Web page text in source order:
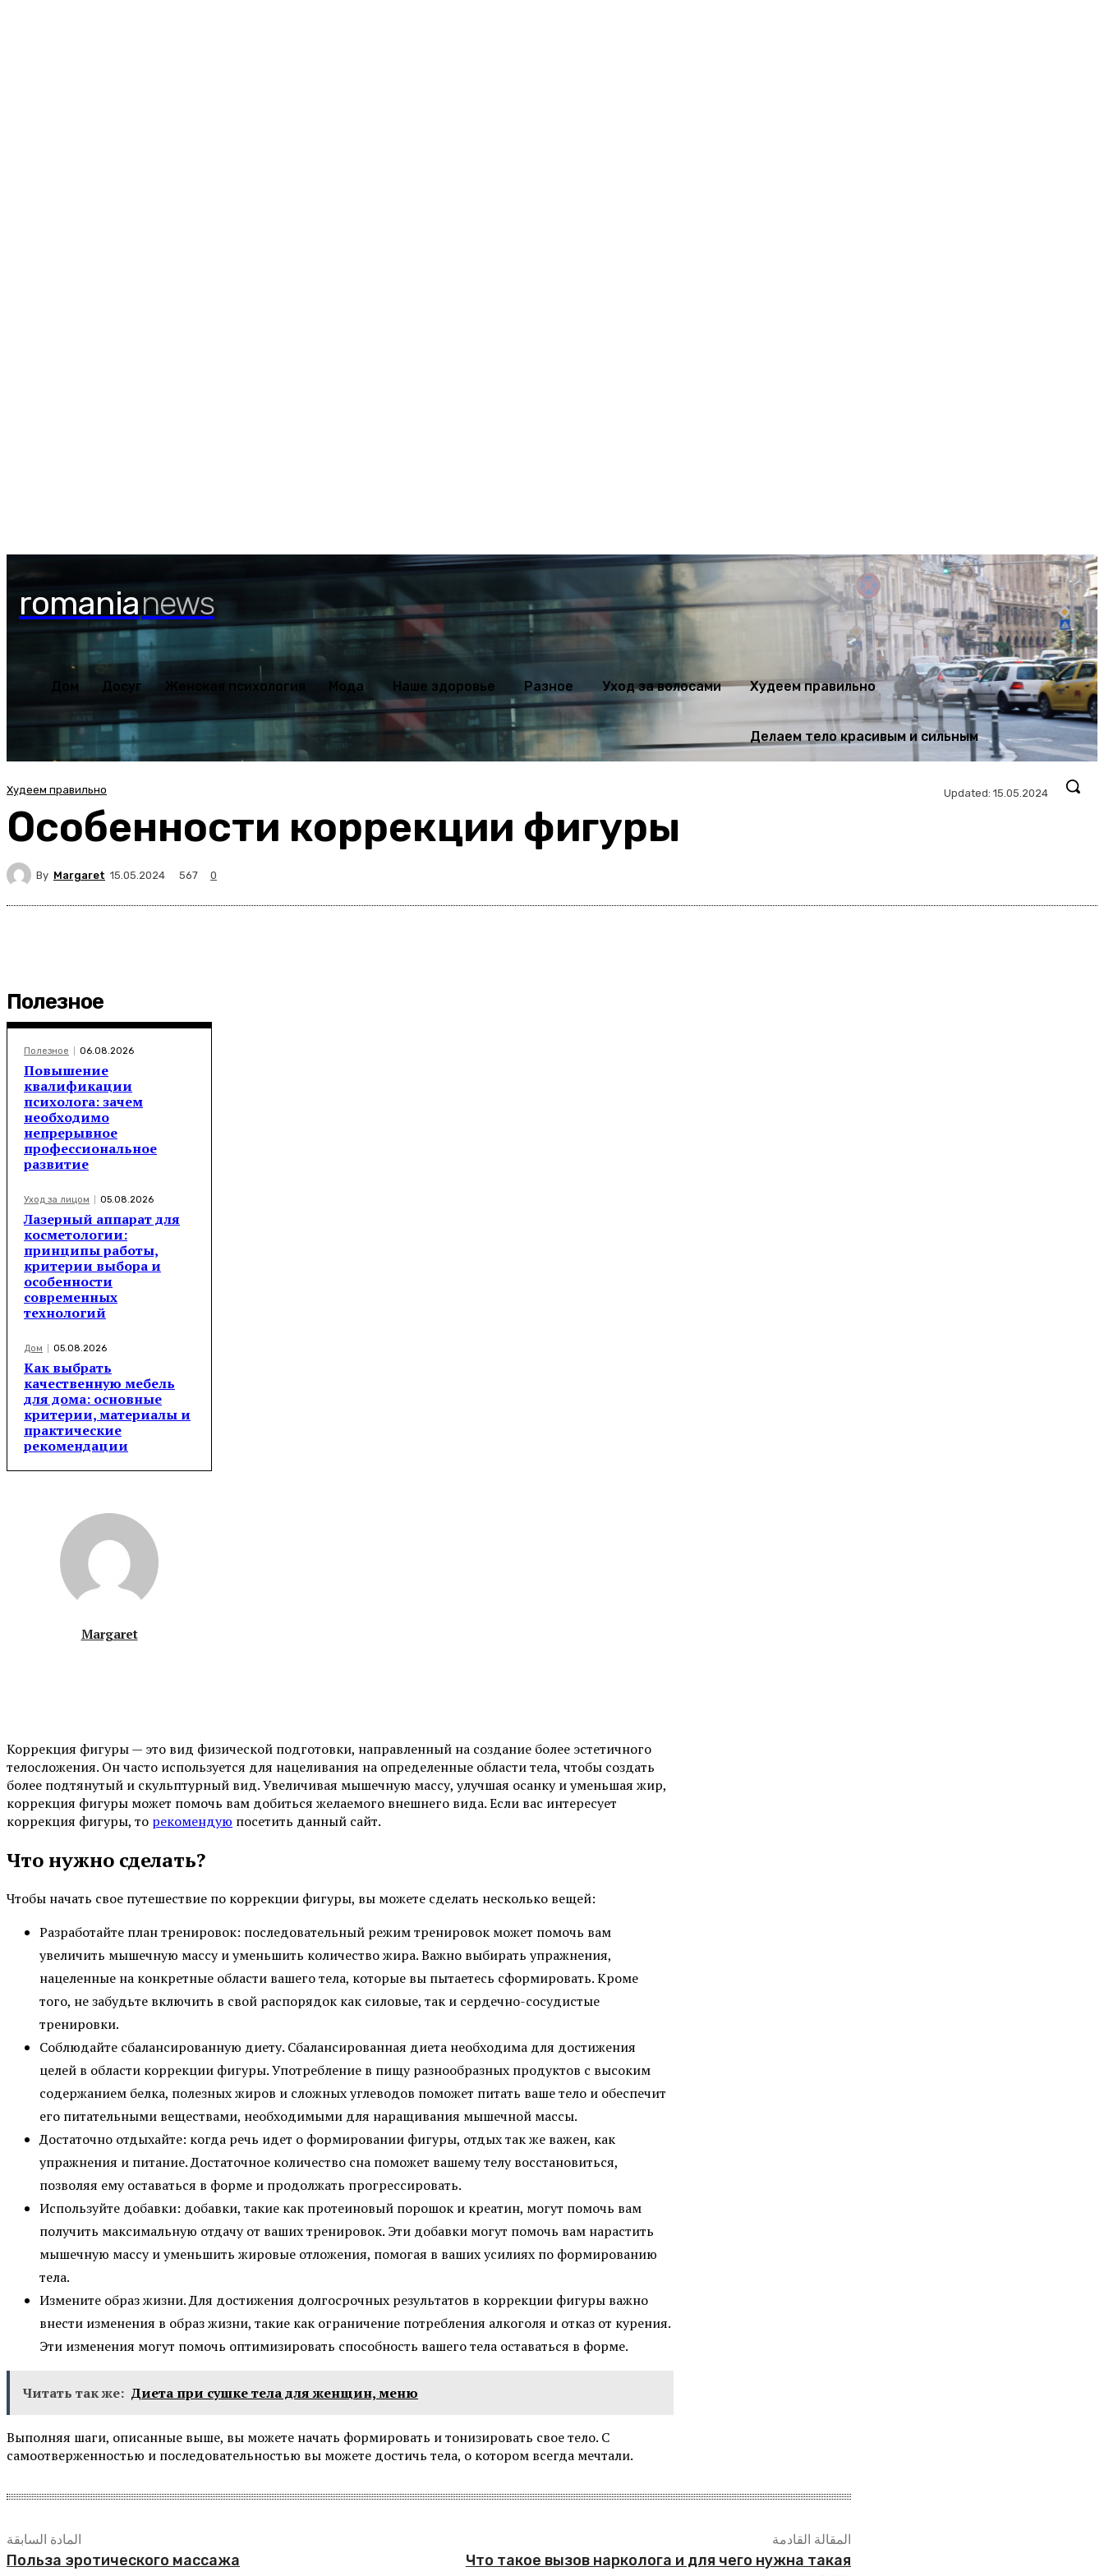
romanianews
Дом Досуг Женская психология Мода Наше здоровье Разное Уход за волосами Худеем правильно
Делаем тело красивым и сильным
Худеем правильно Updated: 15.05.2024
Особенности коррекции фигуры
By Margaret 15.05.2024 567 0
Полезное
Полезное 06.08.2026
Повышение
квалификации
психолога: зачем
необходимо
непрерывное
профессиональное
развитие
Уход за лицом 05.08.2026
Лазерный аппарат для
косметологии:
принципы работы,
критерии выбора и
особенности
современных
технологий
Дом 05.08.2026
Как выбрать
качественную мебель
для дома: основные
критерии, материалы и
практические
рекомендации
Margaret
Коррекция фигуры — это вид физической подготовки, направленный на создание более эстетичного
телосложения. Он часто используется для нацеливания на определенные области тела, чтобы создать
более подтянутый и скульптурный вид. Увеличивая мышечную массу, улучшая осанку и уменьшая жир,
коррекция фигуры может помочь вам добиться желаемого внешнего вида. Если вас интересует
коррекция фигуры, то рекомендую посетить данный сайт.
Что нужно сделать?
Чтобы начать свое путешествие по коррекции фигуры, вы можете сделать несколько вещей:
Разработайте план тренировок: последовательный режим тренировок может помочь вам
увеличить мышечную массу и уменьшить количество жира. Важно выбирать упражнения,
нацеленные на конкретные области вашего тела, которые вы пытаетесь сформировать. Кроме
того, не забудьте включить в свой распорядок как силовые, так и сердечно-сосудистые
тренировки.
Соблюдайте сбалансированную диету. Сбалансированная диета необходима для достижения
целей в области коррекции фигуры. Употребление в пищу разнообразных продуктов с высоким
содержанием белка, полезных жиров и сложных углеводов поможет питать ваше тело и обеспечит
его питательными веществами, необходимыми для наращивания мышечной массы.
Достаточно отдыхайте: когда речь идет о формировании фигуры, отдых так же важен, как
упражнения и питание. Достаточное количество сна поможет вашему телу восстановиться,
позволяя ему оставаться в форме и продолжать прогрессировать.
Используйте добавки: добавки, такие как протеиновый порошок и креатин, могут помочь вам
получить максимальную отдачу от ваших тренировок. Эти добавки могут помочь вам нарастить
мышечную массу и уменьшить жировые отложения, помогая в ваших усилиях по формированию
тела.
Измените образ жизни. Для достижения долгосрочных результатов в коррекции фигуры важно
внести изменения в образ жизни, такие как ограничение потребления алкоголя и отказ от курения.
Эти изменения могут помочь оптимизировать способность вашего тела оставаться в форме.
Читать так же: Диета при сушке тела для женщин, меню
Выполняя шаги, описанные выше, вы можете начать формировать и тонизировать свое тело. С
самоотверженностью и последовательностью вы можете достичь тела, о котором всегда мечтали.
المادة السابقة
Польза эротического массажа
المقالة القادمة
Что такое вызов нарколога и для чего нужна такая